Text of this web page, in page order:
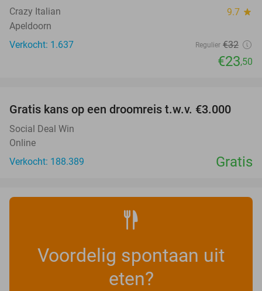
Crazy Italian 9.7 star
Apeldoorn
Verkocht: 1.637
Regulier €32
€23,50
Gratis kans op een droomreis t.w.v. €3.000
Social Deal Win
Online
Verkocht: 188.389
Gratis
Voordelig spontaan uit
eten?